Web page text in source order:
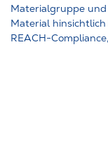
Materialgruppe
Material
REACH-